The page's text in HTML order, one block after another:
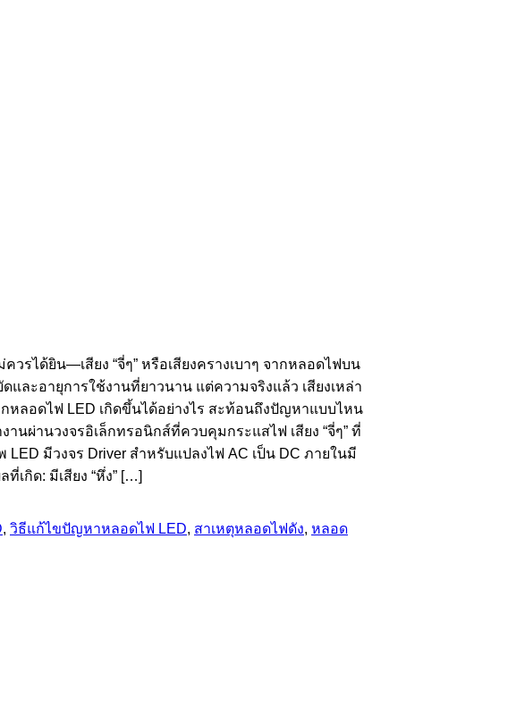
วรได้ยิน—เสียง “จี่ๆ” หรือเสียงครางเบาๆ จากหลอดไฟบน
ละอายุการใช้งานที่ยาวนาน แต่ความจริงแล้ว เสียงเหล่า
หลอดไฟ LED เกิดขึ้นได้อย่างไร สะท้อนถึงปัญหาแบบไหน
นผ่านวงจรอิเล็กทรอนิกส์ที่ควบคุมกระแสไฟ เสียง “จี่ๆ” ที่
มีวงจร Driver สำหรับแปลงไฟ AC เป็น DC ภายในมี
เกิด: มีเสียง “หึ่ง” […]
, วิธีแก้ไขปัญหาหลอดไฟ LED, สาเหตุหลอดไฟดัง, หลอด